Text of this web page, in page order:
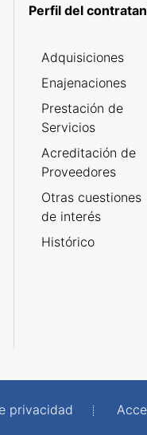
Perfil del
Adquisiciones
Enajenaciones
Prestación de
Servicios
Acreditación de
Proveedores
Otras cuestiones
de interés
Histórico
privacidad